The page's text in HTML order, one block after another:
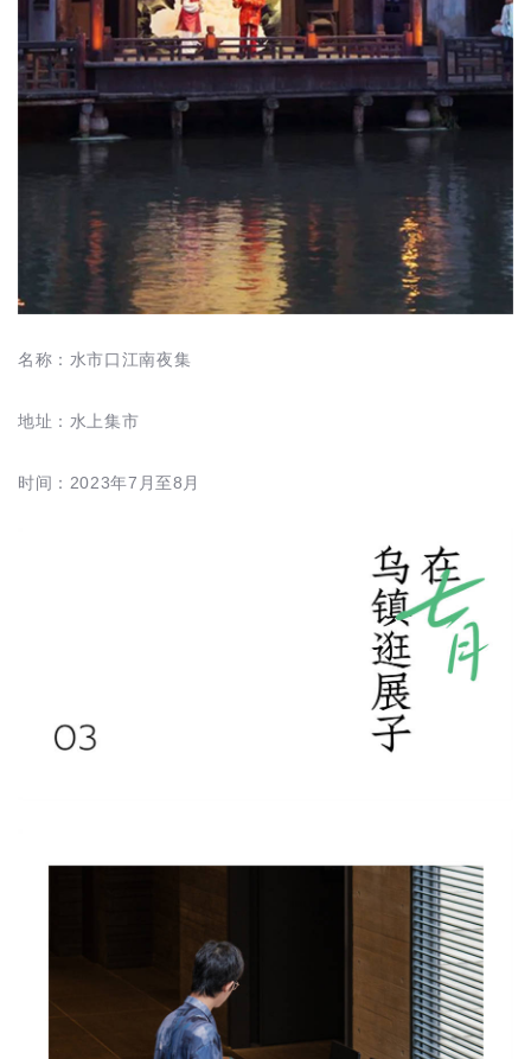
名称：水市口江南夜集
地址：水上集市
时间：2023年7月至8月